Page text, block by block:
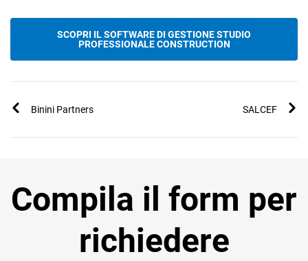
SCOPRI IL SOFTWARE DI GESTIONE STUDIO
PROFESSIONALE CONSTRUCTION
Binini Partners SALCEF
Compila il form per
richiedere